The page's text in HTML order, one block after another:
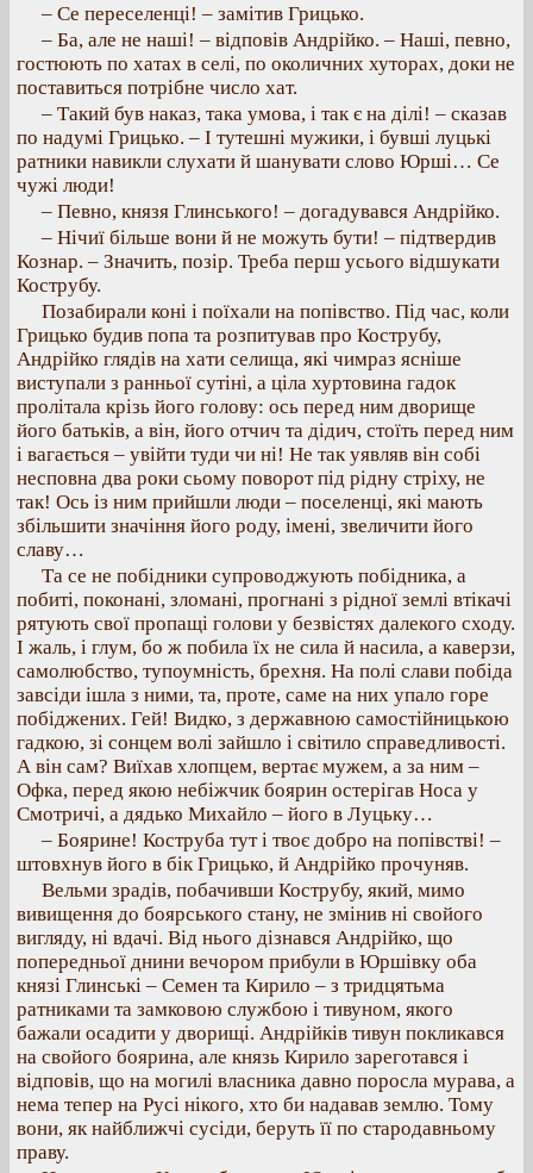
– Се переселенці! – замітив Грицько.
– Ба, але не наші! – відповів Андрійко. – Наші, певно,
гостюють по хатах в селі, по околичних хуторах, доки не
поставиться потрібне число хат.
– Такий був наказ, така умова, і так є на ділі! – сказав
по надумі Грицько. – І тутешні мужики, і бувші луцькі
ратники навикли слухати й шанувати слово Юрші… Се
чужі люди!
– Певно, князя Глинського! – догадувався Андрійко.
– Нічиї більше вони й не можуть бути! – підтвердив
Кознар. – Значить, позір. Треба перш усього відшукати
Кострубу.
Позабирали коні і поїхали на попівство. Під час, коли
Грицько будив попа та розпитував про Кострубу,
Андрійко глядів на хати селища, які чимраз ясніше
виступали з ранньої сутіні, а ціла хуртовина гадок
пролітала крізь його голову: ось перед ним дворище
його батьків, а він, його отчич та дідич, стоїть перед ним
і вагається – увійти туди чи ні! Не так уявляв він собі
несповна два роки сьому поворот під рідну стріху, не
так! Ось із ним прийшли люди – поселенці, які мають
збільшити значіння його роду, імені, звеличити його
славу…
Та се не побідники супроводжують побідника, а
побиті, поконані, зломані, прогнані з рідної землі втікачі
рятують свої пропащі голови у безвістях далекого сходу.
І жаль, і глум, бо ж побила їх не сила й насила, а каверзи,
самолюбство, тупоумність, брехня. На полі слави побіда
завсіди ішла з ними, та, проте, саме на них упало горе
побіджених. Гей! Видко, з державною самостійницькою
гадкою, зі сонцем волі зайшло і світило справедливості.
А він сам? Виїхав хлопцем, вертає мужем, а за ним –
Офка, перед якою небіжчик боярин остерігав Носа у
Смотричі, а дядько Михайло – його в Луцьку…
– Боярине! Коструба тут і твоє добро на попівстві! –
штовхнув його в бік Грицько, й Андрійко прочуняв.
Вельми зрадів, побачивши Кострубу, який, мимо
вивищення до боярського стану, не змінив ні свойого
вигляду, ні вдачі. Від нього дізнався Андрійко, що
попередньої днини вечором прибули в Юршівку оба
князі Глинські – Семен та Кирило – з тридцятьма
ратниками та замковою службою і тивуном, якого
бажали осадити у дворищі. Андрійків тивун покликався
на свойого боярина, але князь Кирило зареготався і
відповів, що на могилі власника давно поросла мурава, а
нема тепер на Русі нікого, хто би надавав землю. Тому
вони, як найближчі сусіди, беруть її по стародавньому
праву.